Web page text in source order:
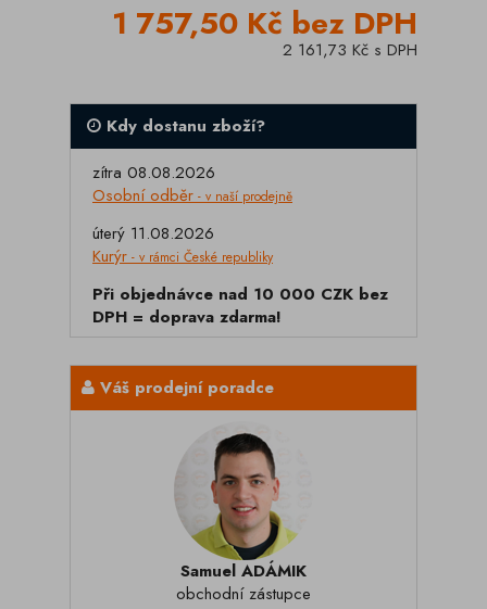
1 757,50 Kč bez DPH
2 161,73 Kč s DPH
Kdy dostanu zboží?
zítra 08.08.2026
Osobní odběr - v naší prodejně
úterý 11.08.2026
Kurýr - v rámci České republiky
Při objednávce nad 10 000 CZK bez
DPH = doprava zdarma!
Váš prodejní poradce
Samuel ADÁMIK
obchodní zástupce